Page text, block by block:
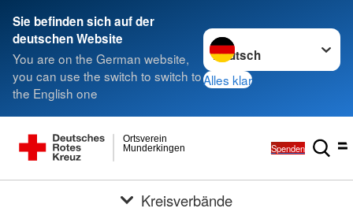
Sie befinden sich auf der
deutschen Website
You are on the German website,
you can use the switch to switch to
the English one
Sprache wechseln zu
Alles klar
Munderkingen
Ortsverein
Spenden
Kreisverbände